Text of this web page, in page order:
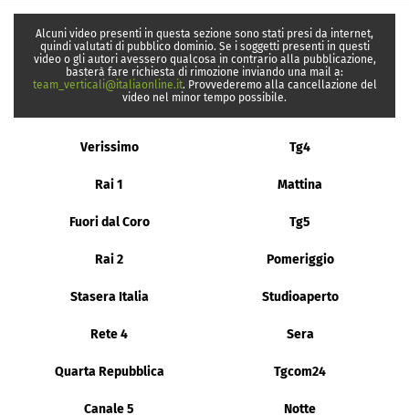
Alcuni video presenti in questa sezione sono stati presi da internet,
quindi valutati di pubblico dominio. Se i soggetti presenti in questi
video o gli autori avessero qualcosa in contrario alla pubblicazione,
basterà fare richiesta di rimozione inviando una mail a:
team_verticali@italiaonline.it. Provvederemo alla cancellazione del
video nel minor tempo possibile.
Verissimo Tg4
Rai 1 Mattina
Fuori dal Coro Tg5
Rai 2 Pomeriggio
Stasera Italia Studioaperto
Rete 4 Sera
Quarta Repubblica Tgcom24
Canale 5 Notte